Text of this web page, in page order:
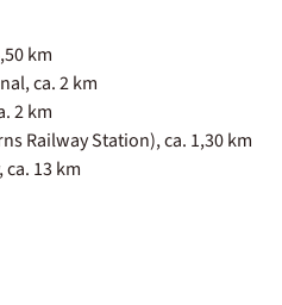
km
ca. 2 km
2 km
Railway Station), ca. 1,30 km
13 km